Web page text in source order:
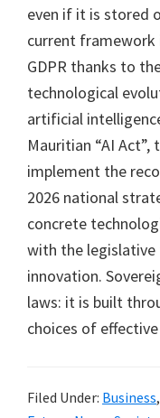
even if it is stored
current framework
GDPR thanks to
technological
artificial
Mauritian “AI
implement the
2026 national
concrete
with the
innovation.
laws: it is built
choices of
Filed Under: Business,